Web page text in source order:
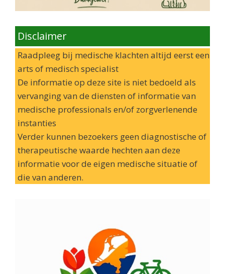
Disclaimer
Raadpleeg bij medische klachten altijd eerst een
arts of medisch specialist
De informatie op deze site is niet bedoeld als
vervanging van de diensten of informatie van
medische professionals en/of zorgverlenende
instanties
Verder kunnen bezoekers geen diagnostische of
therapeutische waarde hechten aan deze
informatie voor de eigen medische situatie of
die van anderen.